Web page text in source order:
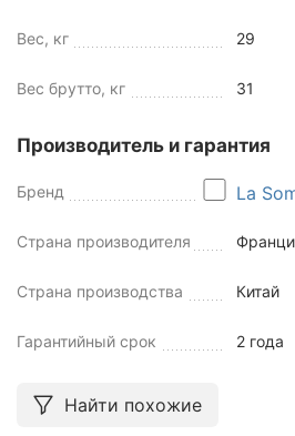
Вес, кг 29
Вес брутто, кг 31
Производитель и гарантия
Бренд La
Страна производителя
Страна производства Китай
Гарантийный срок 2 года
Найти похожие